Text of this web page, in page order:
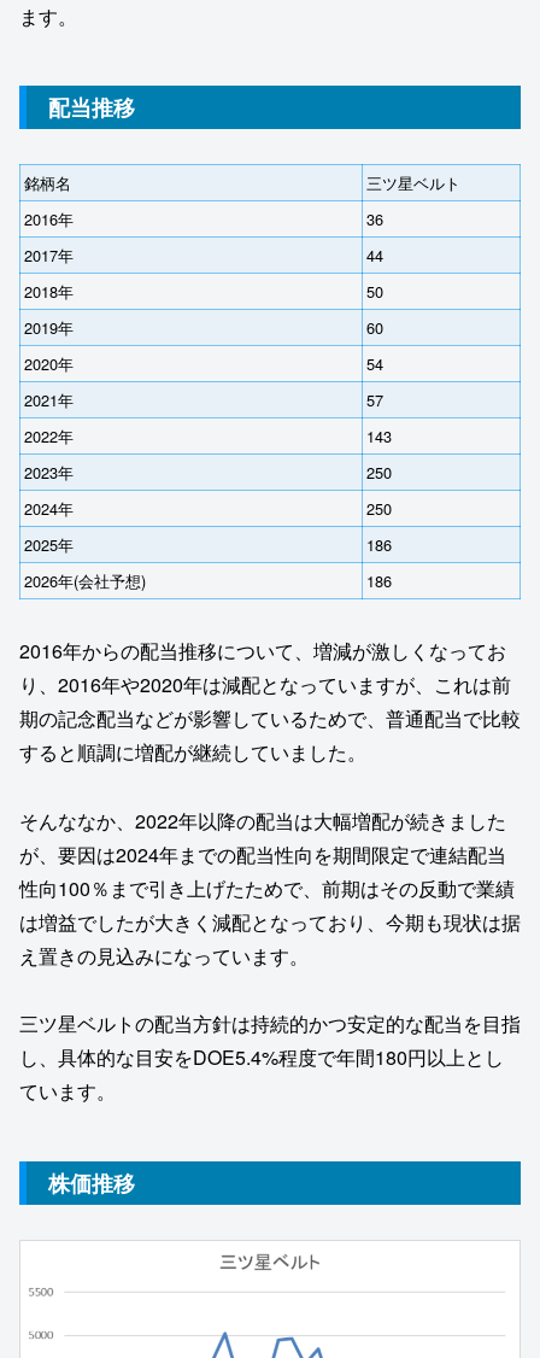
ます。
配当推移
銘柄名
三ツ星ベルト
2016年
36
2017年
44
2018年
50
2019年
60
2020年
54
2021年
57
2022年
143
2023年
250
2024年
250
2025年
186
2026年(会社予想)
186
2016年からの配当推移について、増減が激しくなってお
り、2016年や2020年は減配となっていますが、これは前
期の記念配当などが影響しているためで、普通配当で比較
すると順調に増配が継続していました。
そんななか、2022年以降の配当は大幅増配が続きました
が、要因は2024年までの配当性向を期間限定で連結配当
性向100％まで引き上げたためで、前期はその反動で業績
は増益でしたが大きく減配となっており、今期も現状は据
え置きの見込みになっています。
三ツ星ベルトの配当方針は持続的かつ安定的な配当を目指
し、具体的な目安をDOE5.4%程度で年間180円以上とし
ています。
株価推移